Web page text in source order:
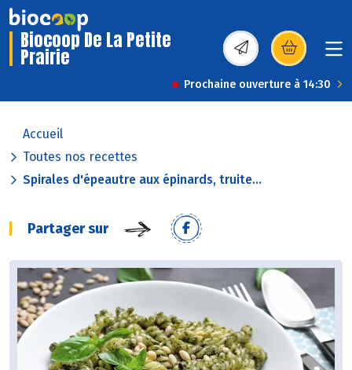
Biocoop De La Petite
Prairie (s’ouvre dans une
Prochaine ouverture à 14:30
Accueil
Toutes nos recettes
Spirales d'épeautre aux épinards, truite...
Partager sur